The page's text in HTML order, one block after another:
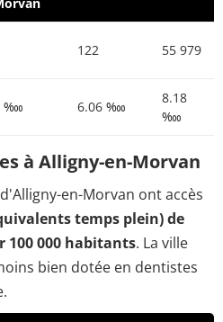
122 55 979
‱ 6.06 ‱
8.18
‱
à Alligny-en-Morvan
en-Morvan ont accès
temps plein) de
000 habitants. La ville
bien dotée en dentistes